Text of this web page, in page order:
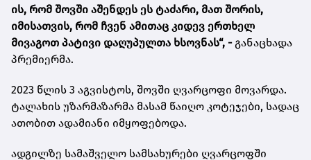
ის, რომ შოვში აშენდეს ეს ტაძარი, მათ შორის,
იმისათვის, რომ ჩვენ ამითაც კიდევ ერთხელ
მივაგოთ პატივი დაღუპულთა ხსოვნას“, -განაცხადა
პრემიერმა.
2023 წლის 3 აგვისტოს, შოვში ღვარცოფი მოვარდა.
ტალახის უზარმაზარმა მასამ წაიღო კოტეჯები, სადაც
ათობით ადამიანი იმყოფებოდა.
ადგილზე სამაშველო სამსახურები ღვარცოფში